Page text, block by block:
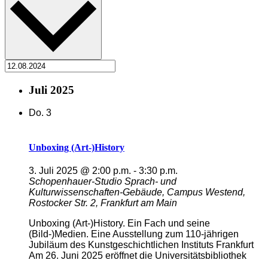
Juli 2025
Do. 3
Unboxing (Art-)History
3. Juli 2025 @ 2:00 p.m. - 3:30 p.m.
Schopenhauer-Studio Sprach- und
Kulturwissenschaften-Gebäude, Campus Westend,
Rostocker Str. 2, Frankfurt am Main
Unboxing (Art-)History. Ein Fach und seine
(Bild-)Medien. Eine Ausstellung zum 110-jährigen
Jubiläum des Kunstgeschichtlichen Instituts Frankfurt
Am 26. Juni 2025 eröffnet die Universitätsbibliothek